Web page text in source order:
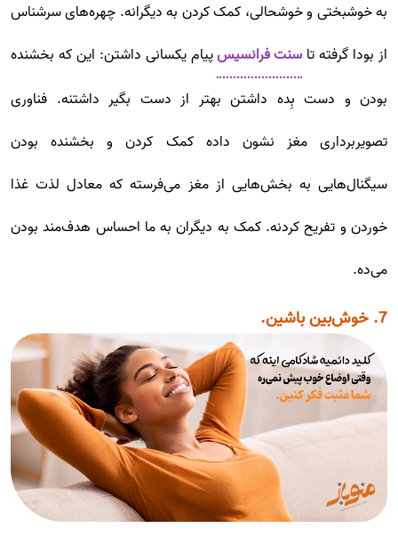
به خوشبختی و خوشحالی، کمک کردن به دیگرانه. چهره‌های سرشناس
از بودا گرفته تا سنت فرانسیسپیام یکسانی داشتن: این که بخشنده
بودن و دست بِده داشتن بهتر از دست بگیر داشتنه. فناوری
تصویربرداری مغز نشون داده کمک کردن و بخشنده بودن
سیگنال‌هایی به بخش‌هایی از مغز می‌فرسته که معادل لذت غذا
خوردن و تفریح کردنه. کمک به دیگران به ما احساس هدف‌مند بودن
می‌ده.
7. خوش‌بین باشین.